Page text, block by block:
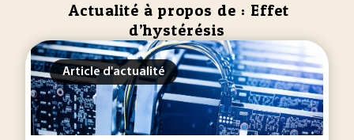
Actualité à propos de : Effet
d’hystérésis
Article d'actualité